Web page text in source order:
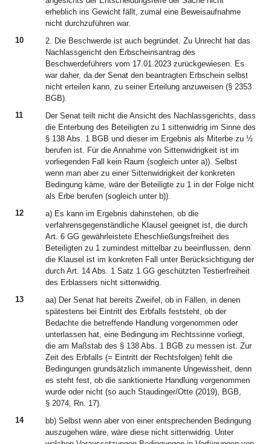
erheblich ins Gewicht fällt, zumal eine Beweisaufnahme
nicht durchzuführen war.
10
2. Die Beschwerde ist auch begründet. Zu Unrecht hat das
Nachlassgericht den Erbscheinsantrag des
Beschwerdeführers vom 17.01.2023 zurückgewiesen. Es
war daher, da der Senat den beantragten Erbschein selbst
nicht erteilen kann, zu seiner Erteilung anzuweisen (§ 2353
BGB).
11
Der Senat teilt nicht die Ansicht des Nachlassgerichts, dass
die Enterbung des Beteiligten zu 1 sittenwidrig im Sinne des
§ 138 Abs. 1 BGB und dieser im Ergebnis als Miterbe zu ½
berufen ist. Für die Annahme von Sittenwidrigkeit ist im
vorliegenden Fall kein Raum (sogleich unter a)). Selbst
wenn man aber zu einer Sittenwidrigkeit der konkreten
Bedingung käme, wäre der Beteiligte zu 1 in der Folge nicht
als Erbe berufen (sogleich unter b)).
12
a) Es kann im Ergebnis dahinstehen, ob die
verfahrensgegenständliche Klausel geeignet ist, die durch
Art. 6 GG gewährleistete Eheschließungsfreiheit des
Beteiligten zu 1 zumindest mittelbar zu beeinflussen, denn
die Klausel ist im konkreten Fall unter Berücksichtigung der
durch Art. 14 Abs. 1 Satz 1 GG geschützten Testierfreiheit
des Erblassers nicht sittenwidrig.
13
aa) Der Senat hat bereits Zweifel, ob in Fällen, in denen
spätestens bei Eintritt des Erbfalls feststeht, ob der
Bedachte die betreffende Handlung vorgenommen oder
unterlassen hat, eine Bedingung im Rechtssinne vorliegt,
die am Maßstab des § 138 Abs. 1 BGB zu messen ist. Zur
Zeit des Erbfalls (= Eintritt der Rechtsfolgen) fehlt die
Bedingungen grundsätzlich immanente Ungewissheit, denn
es steht fest, ob die sanktionierte Handlung vorgenommen
wurde oder nicht (so auch Staudinger/Otte (2019), BGB,
§ 2074, Rn. 17).
14
bb) Selbst wenn aber von einer entsprechenden Bedingung
auszugehen wäre, wäre diese nicht sittenwidrig. Unter